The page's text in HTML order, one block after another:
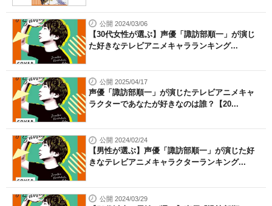
公開 2024/03/06
【30代女性が選ぶ】声優「諏訪部順一」が演じ
た好きなテレビアニメキャラランキング...
公開 2025/04/17
声優「諏訪部順一」が演じたテレビアニメキャ
ラクターであなたが好きなのは誰？【20...
公開 2024/02/24
【男性が選ぶ】声優「諏訪部順一」が演じた好
きなテレビアニメキャラクターランキング...
公開 2024/03/29